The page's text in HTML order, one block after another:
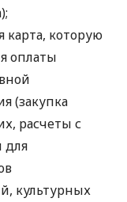
карта, которую
оплаты
(закупка
расчеты с
для
культурных